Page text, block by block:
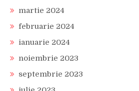
martie 2024
februarie 2024
ianuarie 2024
noiembrie 2023
septembrie 2023